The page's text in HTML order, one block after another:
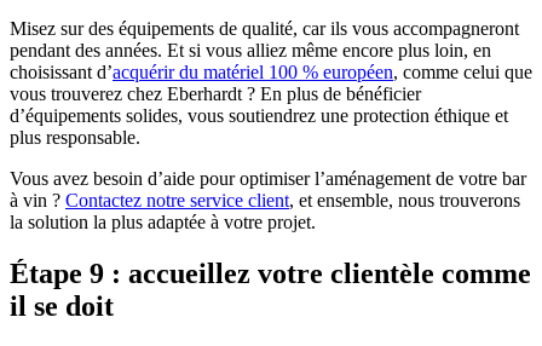
Misez sur des équipements de qualité, car ils vous accompagneront
pendant des années. Et si vous alliez même encore plus loin, en
choisissant d’acquérir du matériel 100 % européen, comme celui que
vous trouverez chez Eberhardt ? En plus de bénéficier
d’équipements solides, vous soutiendrez une protection éthique et
plus responsable.
Vous avez besoin d’aide pour optimiser l’aménagement de votre bar
à vin ? Contactez notre service client, et ensemble, nous trouverons
la solution la plus adaptée à votre projet.
Étape 9 : accueillez votre clientèle comme
il se doit